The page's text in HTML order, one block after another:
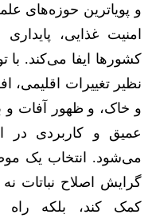
و پویاترین حوزه‌های
امنیت غذایی،
کشورها ایفا می‌کند.
نظیر تغییرات اقلیمی،
و خاک، و ظهور آفات و
عمیق و کاربردی در
می‌شود. انتخاب یک
گرایش اصلاح نباتات
کمک کند، بلکه